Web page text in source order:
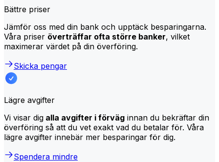
Bättre priser
Jämför oss med din bank och upptäck besparingarna.
Våra priser överträffar ofta större banker, vilket
maximerar värdet på din överföring.
Skicka pengar
Lägre avgifter
Vi visar dig alla avgifter i förväg innan du bekräftar din
överföring så att du vet exakt vad du betalar för. Våra
lägre avgifter innebär mer besparingar för dig.
Spendera mindre